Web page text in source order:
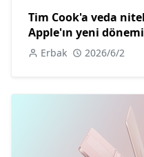
Tim Cook'a veda
Apple'ın yeni
Erbak 2026/6/2